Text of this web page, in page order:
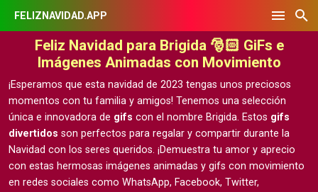
FELIZNAVIDAD.APP
Feliz Navidad para Brigida 🎅🏻 GiFs e
Imágenes Animadas con Movimiento
¡Esperamos que esta navidad de 2023 tengas unos preciosos
momentos con tu familia y amigos! Tenemos una selección
única e innovadora de gifs con el nombre Brigida. Estos gifs
divertidos son perfectos para regalar y compartir durante la
Navidad con los seres queridos. ¡Demuestra tu amor y aprecio
con estas hermosas imágenes animadas y gifs con movimiento
en redes sociales como WhatsApp, Facebook, Twitter,